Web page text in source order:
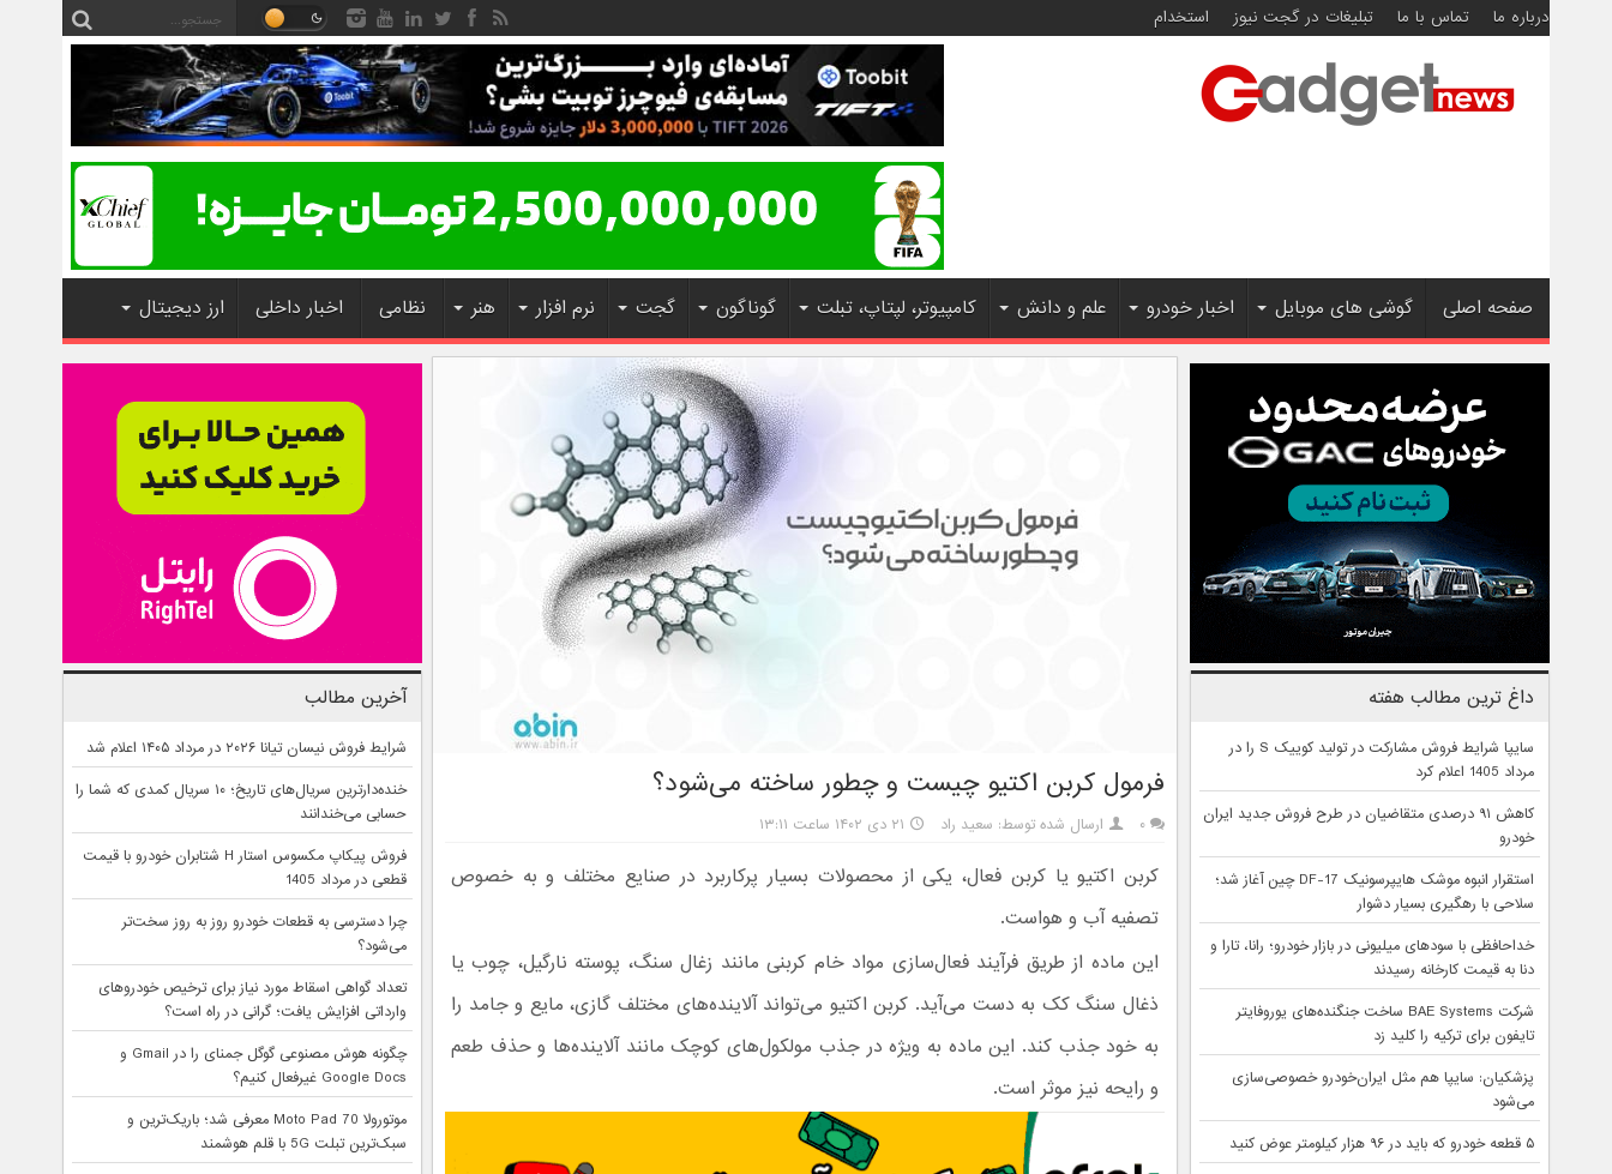
درباره ما تماس با ما تبلیغات در گجت نیوز استخدام
صفحه اصلی گوشی های موبایل اخبار خودرو علم و دانش کامپیوتر، لپتاپ، تبلت گوناگون گجت نرم افزار هنر نظامی اخبار داخلی ارز دیجیتال
فرمول کربن اکتیو چیست و چطور ساخته می‌شود؟
۰ ارسال شده توسط: سعید راد ۲۱ دی ۱۴۰۲ ساعت ۱۳:۱۱
کربن اکتیو یا کربن فعال، یکی از محصولات بسیار پرکاربرد در صنایع مختلف و به خصوص
تصفیه آب و هواست.
این ماده از طریق فرآیند فعال‌سازی مواد خام کربنی مانند زغال سنگ، پوسته نارگیل، چوب یا
ذغال سنگ کک به دست می‌آید. کربن اکتیو می‌تواند آلاینده‌های مختلف گازی، مایع و جامد را
به خود جذب کند. این ماده به ویژه در جذب مولکول‌های کوچک مانند آلاینده‌ها و حذف طعم
و رایحه نیز موثر است.
داغ ترین مطالب هفته
سایپا شرایط فروش مشارکت در تولید کوییک S را در
مرداد 1405 اعلام کرد
کاهش ۹۱ درصدی متقاضیان در طرح فروش جدید ایران
خودرو
استقرار انبوه موشک هایپرسونیک DF-17 چین آغاز شد؛
سلاحی با رهگیری بسیار دشوار
خداحافظی با سودهای میلیونی در بازار خودرو؛ رانا، تارا و
دنا به قیمت کارخانه رسیدند
شرکت BAE Systems ساخت جنگنده‌های یوروفایتر
تایفون برای ترکیه را کلید زد
پزشکیان: سایپا هم مثل ایران‌خودرو خصوصی‌سازی
می‌شود
۵ قطعه خودرو که باید در ۹۶ هزار کیلومتر عوض کنید
آخرین مطالب
شرایط فروش نیسان تیانا ۲۰۲۶ در مرداد ۱۴۰۵ اعلام شد
خنده‌دارترین سریال‌های تاریخ؛ ۱۰ سریال کمدی که شما را
حسابی می‌خندانند
فروش پیکاپ مکسوس استار H شتابران خودرو با قیمت
قطعی در مرداد 1405
چرا دسترسی به قطعات خودرو روز به روز سخت‌تر
می‌شود؟
تعداد گواهی اسقاط مورد نیاز برای ترخیص خودروهای
وارداتی افزایش یافت؛ گرانی در راه است؟
چگونه هوش مصنوعی گوگل جمنای را در Gmail و
Google Docs غیرفعال کنیم؟
موتورولا Moto Pad 70 معرفی شد؛ باریک‌ترین و
سبک‌ترین تبلت 5G با قلم هوشمند